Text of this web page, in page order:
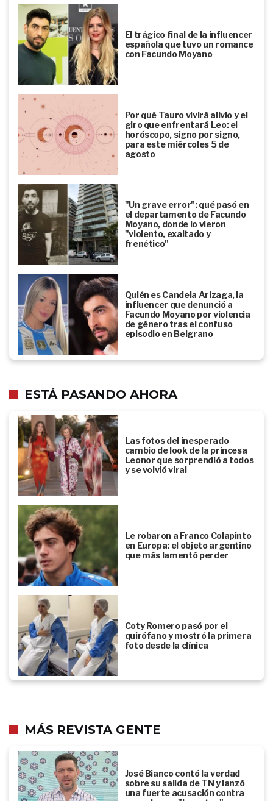
El trágico final de la influencer
española que tuvo un romance
con Facundo Moyano
Por qué Tauro vivirá alivio y el
giro que enfrentará Leo: el
horóscopo, signo por signo,
para este miércoles 5 de
agosto
"Un grave error": qué pasó en
el departamento de Facundo
Moyano, donde lo vieron
"violento, exaltado y
frenético"
Quién es Candela Arizaga, la
influencer que denunció a
Facundo Moyano por violencia
de género tras el confuso
episodio en Belgrano
ESTÁ PASANDO AHORA
Las fotos del inesperado
cambio de look de la princesa
Leonor que sorprendió a todos
y se volvió viral
Le robaron a Franco Colapinto
en Europa: el objeto argentino
que más lamentó perder
Coty Romero pasó por el
quirófano y mostró la primera
foto desde la clínica
MÁS REVISTA GENTE
José Bianco contó la verdad
sobre su salida de TN y lanzó
una fuerte acusación contra